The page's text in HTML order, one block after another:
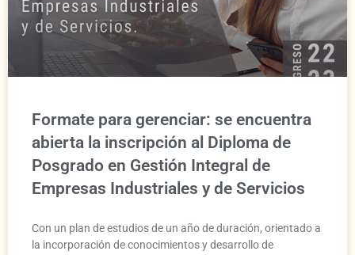
Formate para gerenciar: se encuentra
abierta la inscripción al Diploma de
Posgrado en Gestión Integral de
Empresas Industriales y de Servicios
Con un plan de estudios de un año de duración, orientado a
la incorporación de conocimientos y desarrollo de